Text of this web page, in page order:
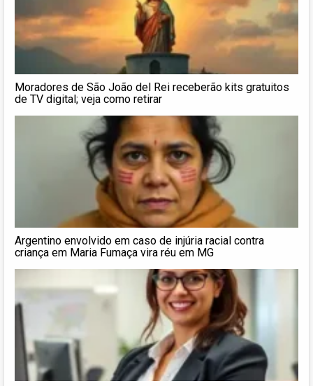
Moradores de São João del Rei receberão kits gratuitos
de TV digital; veja como retirar
Argentino envolvido em caso de injúria racial contra
criança em Maria Fumaça vira réu em MG